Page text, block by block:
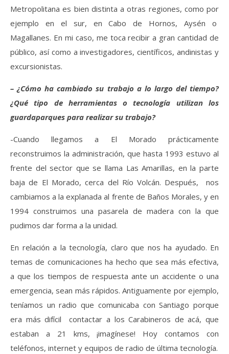
Metropolitana es bien distinta a otras regiones, como por
ejemplo en el sur, en Cabo de Hornos, Aysén o
Magallanes. En mi caso, me toca recibir a gran cantidad de
público, así como a investigadores, científicos, andinistas y
excursionistas.
– ¿Cómo ha cambiado su trabajo a lo largo del tiempo?
¿Qué tipo de herramientas o tecnología utilizan los
guardaparques para realizar su trabajo?
-Cuando llegamos a El Morado prácticamente
reconstruimos la administración, que hasta 1993 estuvo al
frente del sector que se llama Las Amarillas, en la parte
baja de El Morado, cerca del Río Volcán. Después, nos
cambiamos a la explanada al frente de Baños Morales, y en
1994 construimos una pasarela de madera con la que
pudimos dar forma a la unidad.
En relación a la tecnología, claro que nos ha ayudado. En
temas de comunicaciones ha hecho que sea más efectiva,
a que los tiempos de respuesta ante un accidente o una
emergencia, sean más rápidos. Antiguamente por ejemplo,
teníamos un radio que comunicaba con Santiago porque
era más difícil contactar a los Carabineros de acá, que
estaban a 21 kms, ¡imagínese! Hoy contamos con
teléfonos, internet y equipos de radio de última tecnología.